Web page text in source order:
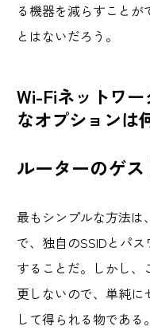
る機器を減らすことが
とはないだろう。
Wi-Fiネットワ
なオプションは
ルーターのゲ
最もシンプルな方法は
で、独自のSSIDとパ
することだ。しかし、
更しないので、単純に
して得られる物である。